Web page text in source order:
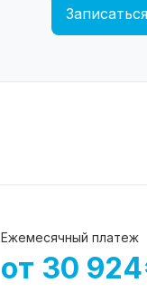
Ежемесячный платеж
от 30